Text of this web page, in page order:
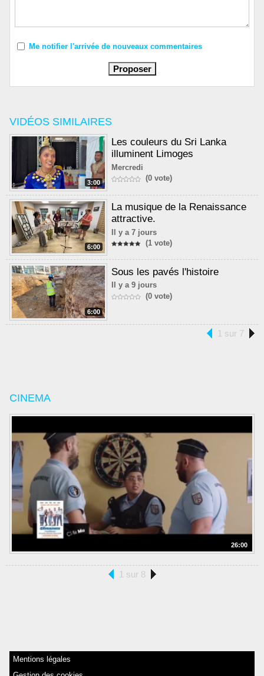
VIDÉOS SIMILAIRES
3:00
Les couleurs du Sri Lanka
illuminent Limoges
Mercredi
(0 vote)
6:00
La musique de la Renaissance
attractive.
Il y a 7 jours
(1 vote)
6:00
Sous les pavés l'histoire
Il y a 9 jours
(0 vote)
1 sur 7
CINEMA
26:00
1 sur 8
Me notifier l'arrivée de nouveaux commentaires
Mentions légales